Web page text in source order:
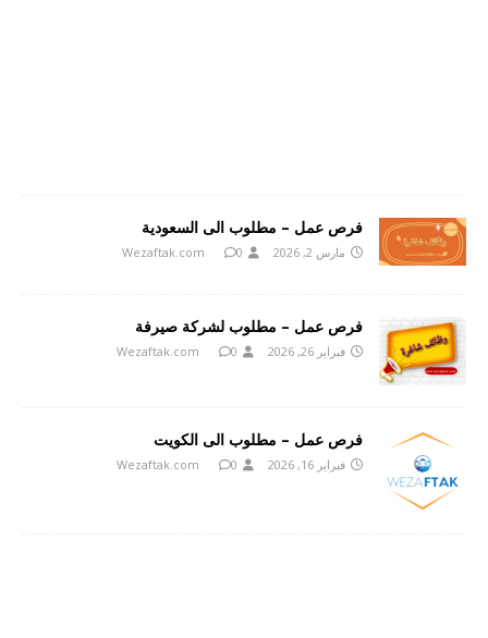
فرص عمل – مطلوب الى السعودية
مارس 2, 2026 Wezaftak.com 0
فرص عمل – مطلوب لشركة صيرفة
فبراير 26, 2026 Wezaftak.com 0
فرص عمل – مطلوب الى الكويت
فبراير 16, 2026 Wezaftak.com 0